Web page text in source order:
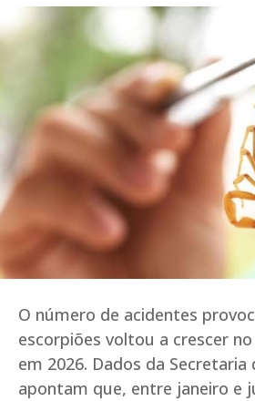
O número de acidentes
escorpiões voltou a crescer
em 2026. Dados da Secretaria
apontam que, entre janeiro e